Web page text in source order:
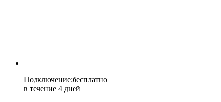
Подключение:бесплатно
в течение 4 дней